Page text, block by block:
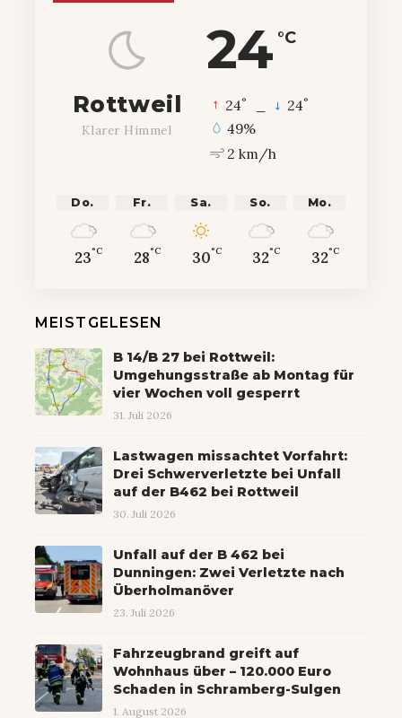
24 °C
Rottweil
Klarer Himmel
24° 24°
49%
2 km/h
Do.
23°C
Fr.
28°C
Sa.
30°C
So.
32°C
Mo.
32°C
MEISTGELESEN
B 14/B 27 bei Rottweil:
Umgehungsstraße ab Montag für
vier Wochen voll gesperrt
31. Juli 2026
Lastwagen missachtet Vorfahrt:
Drei Schwerverletzte bei Unfall
auf der B462 bei Rottweil
30. Juli 2026
Unfall auf der B 462 bei
Dunningen: Zwei Verletzte nach
Überholmanöver
23. Juli 2026
Fahrzeugbrand greift auf
Wohnhaus über – 120.000 Euro
Schaden in Schramberg-Sulgen
1. August 2026